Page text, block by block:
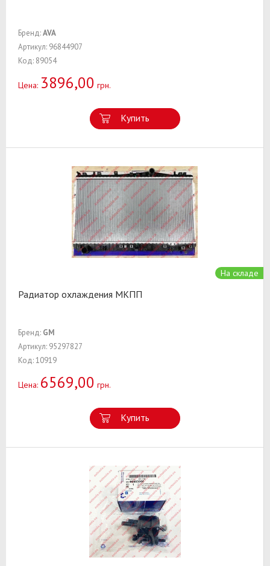
Бренд:AVA
Артикул: 96844907
Код: 89054
Цена: 3896,00 грн.
Купить
На складе
Радиатор охлаждения МКПП
Бренд: GM
Артикул: 95297827
Код: 10919
Цена: 6569,00 грн.
Купить